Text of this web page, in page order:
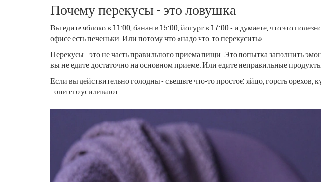
Почему перекусы - это ловушка
Вы едите яблоко в 11:00, банан в 15:00, йогурт в 17:00 - и думаете, что это
офисе есть печеньки. Или потому что «надо что-то перекусить».
Перекусы - это не часть правильного приема пищи. Это попытка заполнить
вы не едите достаточно на основном приеме. Или едите неправильные
Если вы действительно голодны - съешьте что-то простое: яйцо, горсть
- они его усиливают.